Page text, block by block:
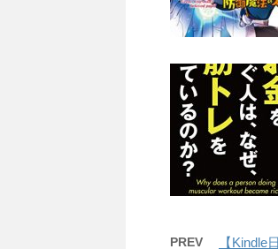
PREV 【